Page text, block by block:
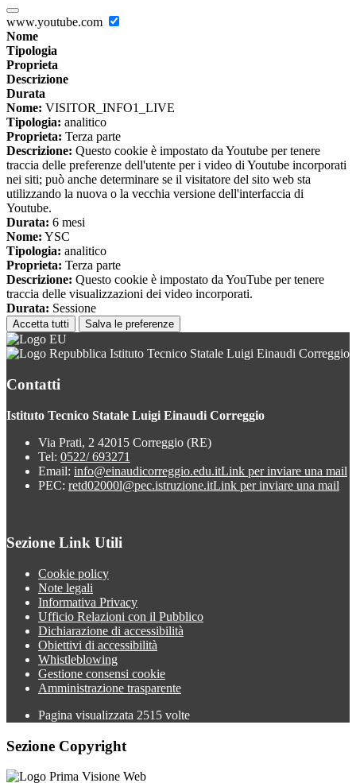
www.youtube.com
Nome
Tipologia
Proprieta
Descrizione
Durata
Nome: VISITOR_INFO1_LIVE
Tipologia: analitico
Proprieta: Terza parte
Descrizione: Questo cookie è impostato da Youtube per tenere
traccia delle preferenze dell'utente per i video di Youtube incorporati
nei siti; può anche determinare se il visitatore del sito web sta
utilizzando la nuova o la vecchia versione dell'interfaccia di
Youtube.
Durata: 6 mesi
Nome: YSC
Tipologia: analitico
Proprieta: Terza parte
Descrizione: Questo cookie è impostato da YouTube per tenere
traccia delle visualizzazioni dei video incorporati.
Durata: Sessione
Accetta tutti Salva le preferenze
Istituto Tecnico Statale Luigi Einaudi Correggio
Contatti
Istituto Tecnico Statale Luigi Einaudi Correggio
Via Prati, 2 42015 Correggio (RE)
Tel: 0522/ 693271
Email: info@einaudicorreggio.edu.itLink per inviare una mail
PEC: retd02000l@pec.istruzione.itLink per inviare una mail
Sezione Link Utili
Cookie policy
Note legali
Informativa Privacy
Ufficio Relazioni con il Pubblico
Dichiarazione di accessibilità
Obiettivi di accessibilità
Whistleblowing
Gestione consensi cookie
Amministrazione trasparente
Pagina visualizzata 2515 volte
Sezione Copyright